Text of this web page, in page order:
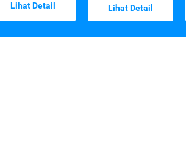
Lihat Detail Lihat Detail